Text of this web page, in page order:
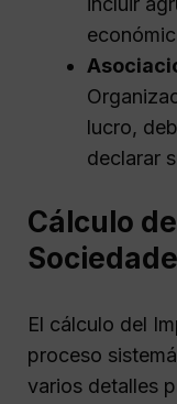
lucro,
declarar
Cálculo
El cálculo del
proceso
varios detalles